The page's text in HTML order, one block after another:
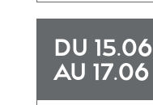
DU 15.06
AU 17.06